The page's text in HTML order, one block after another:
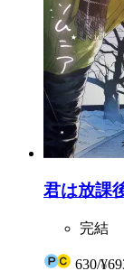
君は放課
完結
630/